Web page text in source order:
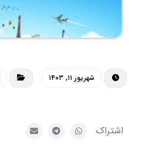
شهریور ۱۱, ۱۴۰۳